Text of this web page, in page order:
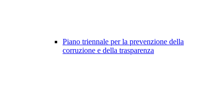
Piano triennale per la prevenzione della
corruzione e della trasparenza